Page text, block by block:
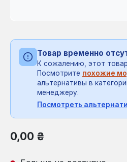
Товар временно
К сожалению, этот
Посмотрите похожие
альтернативы в
менеджеру.
Посмотреть
Обычная цена:
0,00 ₴